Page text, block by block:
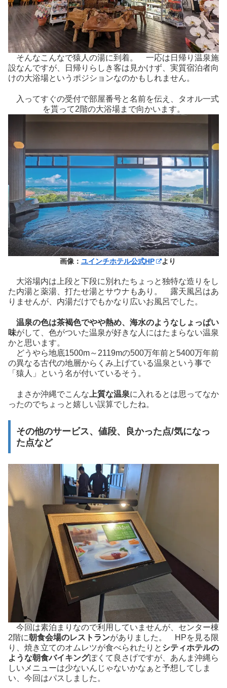
そんなこんなで猿人の湯に到着。 一応は日帰り温泉施
設なんですが、日帰りらしき客は見かけず、実質宿泊者向
けの大浴場というポジションなのかもしれません。
入ってすぐの受付で部屋番号と名前を伝え、タオル一式
を貰って2階の大浴場まで向かいます。
画像： ユインチホテル公式HP より
大浴場内は上段と下段に別れたちょっと独特な造りをし
た内湯と薬湯、打たせ湯とサウナもあり。 露天風呂はあ
りませんが、内湯だけでもかなり広いお風呂でした。
温泉の色は茶褐色でやや熱め、海水のようなしょっぱい
味がして、色がついた温泉が好きな人にはたまらない温泉
かと思います。
どうやら地底1500m～2119mの500万年前と5400万年前
の異なる古代の地層からくみ上げている温泉という事で
「猿人」という名が付いているそう。
まさか沖縄でこんな 上質な温泉に入れるとは思ってなか
ったのでちょっと嬉しい誤算でしたね。
その他のサービス、値段、良かった点/気になっ
た点など
今回は素泊まりなので利用していませんが、センター棟
2階に朝食会場のレストランがありました。 HPを見る限
り、焼き立てのオムレツが食べられたりと シティホテルの
ような朝食バイキングぽくて良さげですが、あんま沖縄ら
しいメニューは少ないんじゃないかなぁと予想してしま
い、今回はパスしました。